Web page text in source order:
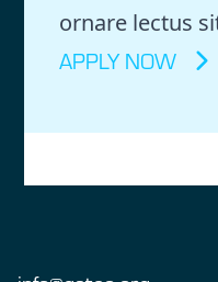
ornare lectus
APPLY NOW